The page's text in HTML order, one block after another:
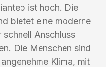
ist hoch. Die
bietet eine moderne
schnell Anschluss
Die Menschen sind
Klima, mit